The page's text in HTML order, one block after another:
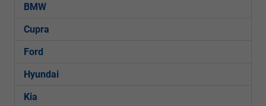
BMW
Cupra
Ford
Hyundai
Kia